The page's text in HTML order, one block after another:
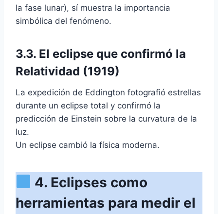
la fase lunar), sí muestra la importancia
simbólica del fenómeno.
3.3. El eclipse que confirmó la
Relatividad (1919)
La expedición de Eddington fotografió estrellas
durante un eclipse total y confirmó la
predicción de Einstein sobre la curvatura de la
luz.
Un eclipse cambió la física moderna.
4. Eclipses como
herramientas para medir el